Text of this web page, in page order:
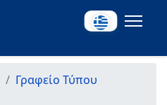
Γραφείο Τύπου